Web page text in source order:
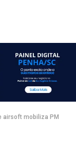
airsoft mobiliza PM